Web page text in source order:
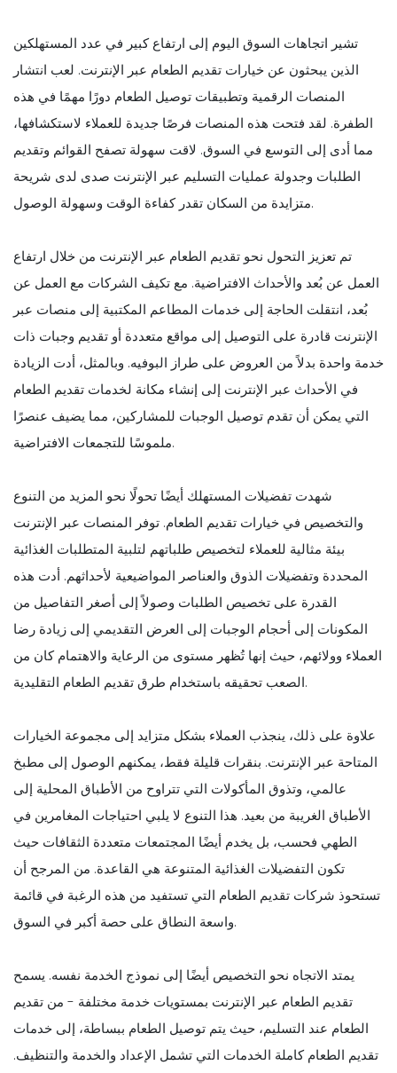
تشير اتجاهات السوق اليوم إلى ارتفاع كبير في عدد المستهلكين
الذين يبحثون عن خيارات تقديم الطعام عبر الإنترنت. لعب انتشار
المنصات الرقمية وتطبيقات توصيل الطعام دورًا مهمًا في هذه
الطفرة. لقد فتحت هذه المنصات فرصًا جديدة للعملاء لاستكشافها،
مما أدى إلى التوسع في السوق. لاقت سهولة تصفح القوائم وتقديم
الطلبات وجدولة عمليات التسليم عبر الإنترنت صدى لدى شريحة
متزايدة من السكان تقدر كفاءة الوقت وسهولة الوصول.
تم تعزيز التحول نحو تقديم الطعام عبر الإنترنت من خلال ارتفاع
العمل عن بُعد والأحداث الافتراضية. مع تكيف الشركات مع العمل عن
بُعد، انتقلت الحاجة إلى خدمات المطاعم المكتبية إلى منصات عبر
الإنترنت قادرة على التوصيل إلى مواقع متعددة أو تقديم وجبات ذات
خدمة واحدة بدلاً من العروض على طراز البوفيه. وبالمثل، أدت الزيادة
في الأحداث عبر الإنترنت إلى إنشاء مكانة لخدمات تقديم الطعام
التي يمكن أن تقدم توصيل الوجبات للمشاركين، مما يضيف عنصرًا
ملموسًا للتجمعات الافتراضية.
شهدت تفضيلات المستهلك أيضًا تحولًا نحو المزيد من التنوع
والتخصيص في خيارات تقديم الطعام. توفر المنصات عبر الإنترنت
بيئة مثالية للعملاء لتخصيص طلباتهم لتلبية المتطلبات الغذائية
المحددة وتفضيلات الذوق والعناصر المواضيعية لأحداثهم. أدت هذه
القدرة على تخصيص الطلبات وصولاً إلى أصغر التفاصيل من
المكونات إلى أحجام الوجبات إلى العرض التقديمي إلى زيادة رضا
العملاء وولائهم، حيث إنها تُظهر مستوى من الرعاية والاهتمام كان من
الصعب تحقيقه باستخدام طرق تقديم الطعام التقليدية.
علاوة على ذلك، ينجذب العملاء بشكل متزايد إلى مجموعة الخيارات
المتاحة عبر الإنترنت. بنقرات قليلة فقط، يمكنهم الوصول إلى مطبخ
عالمي، وتذوق المأكولات التي تتراوح من الأطباق المحلية إلى
الأطباق الغريبة من بعيد. هذا التنوع لا يلبي احتياجات المغامرين في
الطهي فحسب، بل يخدم أيضًا المجتمعات متعددة الثقافات حيث
تكون التفضيلات الغذائية المتنوعة هي القاعدة. من المرجح أن
تستحوذ شركات تقديم الطعام التي تستفيد من هذه الرغبة في قائمة
واسعة النطاق على حصة أكبر في السوق.
يمتد الاتجاه نحو التخصيص أيضًا إلى نموذج الخدمة نفسه. يسمح
تقديم الطعام عبر الإنترنت بمستويات خدمة مختلفة - من تقديم
الطعام عند التسليم، حيث يتم توصيل الطعام ببساطة، إلى خدمات
تقديم الطعام كاملة الخدمات التي تشمل الإعداد والخدمة والتنظيف.